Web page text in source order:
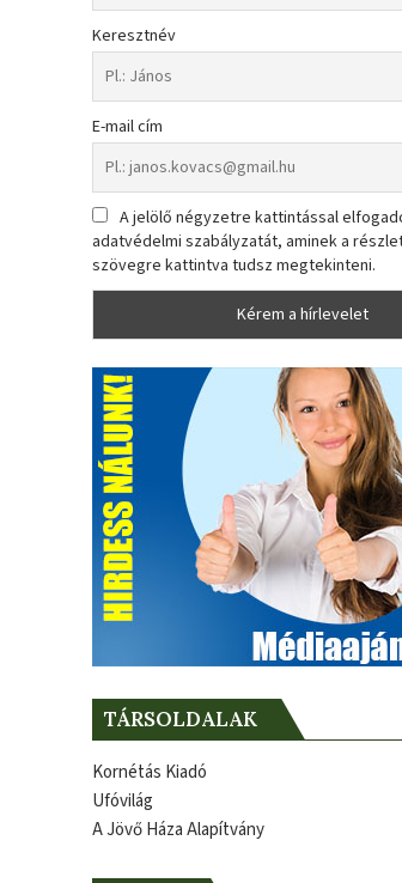
Keresztnév
E-mail cím
A jelölő négyzetre kattintással
adatvédelmi szabályzatát, aminek a
szövegre kattintva tudsz megtekinteni.
TÁRSOLDALAK
Kornétás Kiadó
Ufóvilág
A Jövő Háza Alapítvány